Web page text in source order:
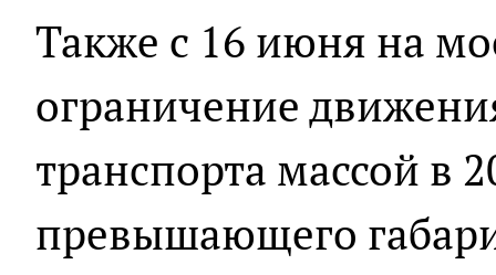
Также с 16 июня на
ограничение
транспорта массой в
превышающего